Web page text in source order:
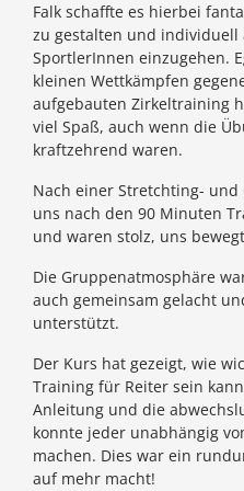
Falk schaffte es hierbei
zu gestalten und individuell
SportlerInnen einzugehen.
kleinen Wettkämpfen
aufgebauten Zirkeltraining
viel Spaß, auch wenn die
kraftzehrend waren.
Nach einer Stretchting-
uns nach den 90 Minuten
und waren stolz, uns
Die Gruppenatmosphäre
auch gemeinsam gelacht
unterstützt.
Der Kurs hat gezeigt, wie
Training für Reiter sein
Anleitung und die
konnte jeder unabhängig
machen. Dies war ein
auf mehr macht!